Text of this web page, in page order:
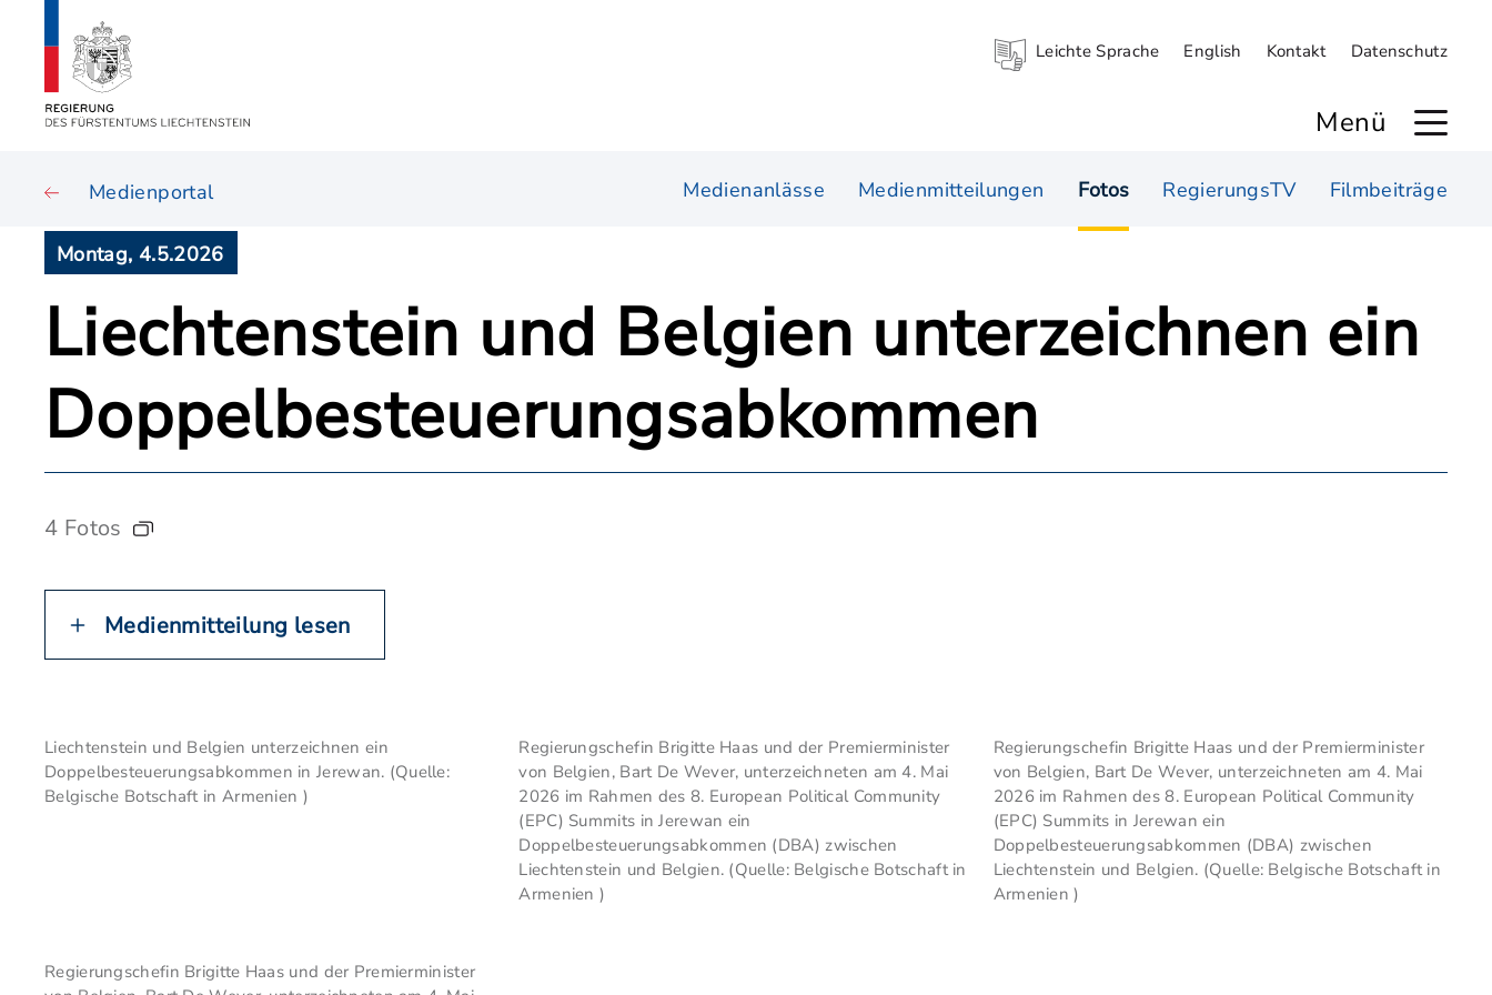
Leichte Sprache English Kontakt Datenschutz
Menü
Medienportal Medienanlässe Medienmitteilungen Fotos RegierungsTV Filmbeiträge
Montag, 4.5.2026
Liechtenstein und Belgien unterzeichnen ein
Doppelbesteuerungsabkommen
4 Fotos
Medienmitteilung lesen
Liechtenstein und Belgien unterzeichnen ein
Doppelbesteuerungsabkommen in Jerewan. (Quelle:
Belgische Botschaft in Armenien )
Regierungschefin Brigitte Haas und der Premierminister
von Belgien, Bart De Wever, unterzeichneten am 4. Mai
2026 im Rahmen des 8. European Political Community
(EPC) Summits in Jerewan ein
Doppelbesteuerungsabkommen (DBA) zwischen
Liechtenstein und Belgien. (Quelle: Belgische Botschaft in
Armenien )
Regierungschefin Brigitte Haas und der Premierminister
von Belgien, Bart De Wever, unterzeichneten am 4. Mai
2026 im Rahmen des 8. European Political Community
(EPC) Summits in Jerewan ein
Doppelbesteuerungsabkommen (DBA) zwischen
Liechtenstein und Belgien. (Quelle: Belgische Botschaft in
Armenien )
Regierungschefin Brigitte Haas und der Premierminister